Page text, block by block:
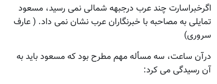
اگرخبراسارت چند عرب درجبهه شمالی نمی رسید، مسعود
تمایلی به مصاحبه با خبرنگاران عرب نشان نمی داد. ( عارف
سروری)
درآن ساعت، سه مسأله مهم مطرح بود که مسعود باید به
آن رسیدگی می کرد: